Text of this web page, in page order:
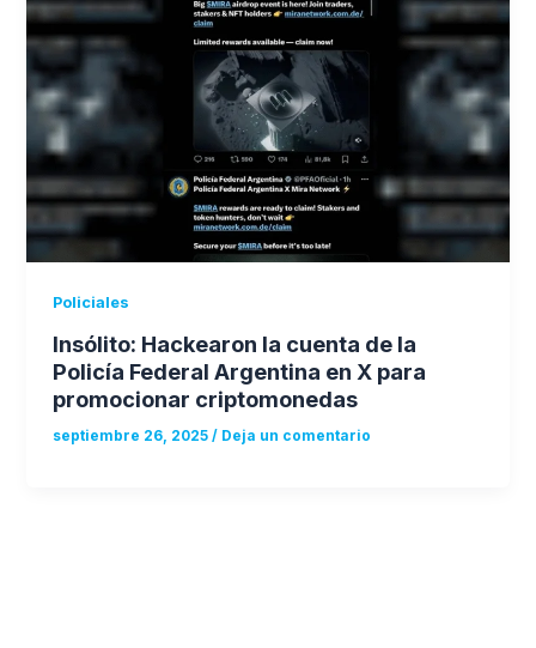
Policiales
Insólito: Hackearon la cuenta de la
Policía Federal Argentina en X para
promocionar criptomonedas
septiembre 26, 2025/ Deja un comentario